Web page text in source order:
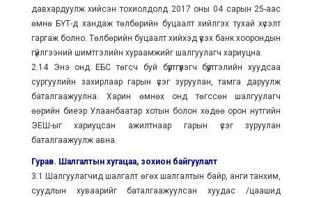
давхардуулж хийсэн тохиолдолд 2017 оны 04 сарын 25-аас
өмнө БҮТ-д хандаж төлбөрийн буцаалт хийлгэх тухай хүсэлт
гаргаж болно. Төлбөрийн буцаалт хийхэд үүсэх банк хоорондын
гүйлгээний шимтгэлийн хураамжийг шалгуулагч хариуцна.
2.14 Энэ онд ЕБС төгсч буй бүртгүүлэгч бүртгэлийн хуудсаа
сургуулийн захирлаар гарын үсэг зуруулан, тамга даруулж
баталгаажуулна. Харин өмнөх онд төгссөн шалгуулагч
өөрийн биеэр Улаанбаатар хотын болон хөдөө орон нутгийн
ЭЕШ-ыг хариуцсан ажилтнаар гарын үсэг зуруулан
баталгаажуулж авна.
Гурав. Шалгалтын хугацаа, зохион байгуулалт
3.1 Шалгуулагчид шалгалт өгөх шалгалтын байр, анги танхим,
суудлын хуваарийг баталгаажуулсан хуудас /цаашид